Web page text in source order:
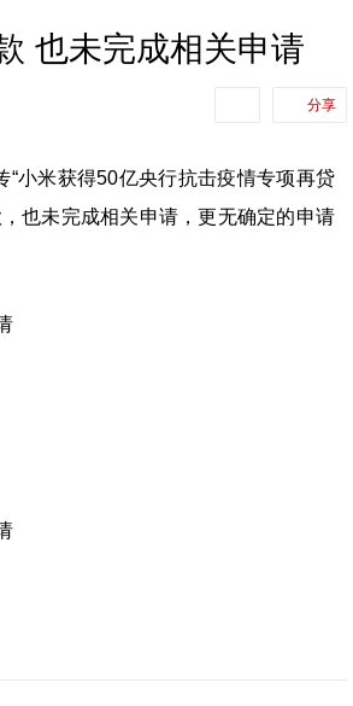
也未完成相关申请
分享
小米获得50亿央行抗击疫情专项再贷
也未完成相关申请，更无确定的申请